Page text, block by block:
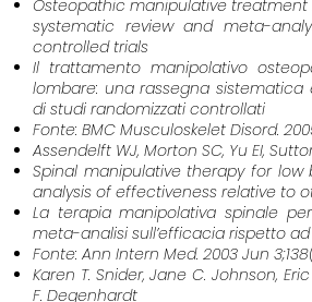
Osteopathic manipulative treatment
systematic review and meta-
controlled trials
Il trattamento manipolativo
lombare: una rassegna
di studi randomizzati controllati
Fonte: BMC Musculoskelet Disord.
Assendelft WJ, Morton SC, Yu EI,
Spinal manipulative therapy for low
analysis of effectiveness relative to
La terapia manipolativa spinale
meta-analisi sull’efficacia rispetto
Fonte: Ann Intern Med. 2003 Jun
Karen T. Snider, Jane C. Johnson,
F. Degenhardt